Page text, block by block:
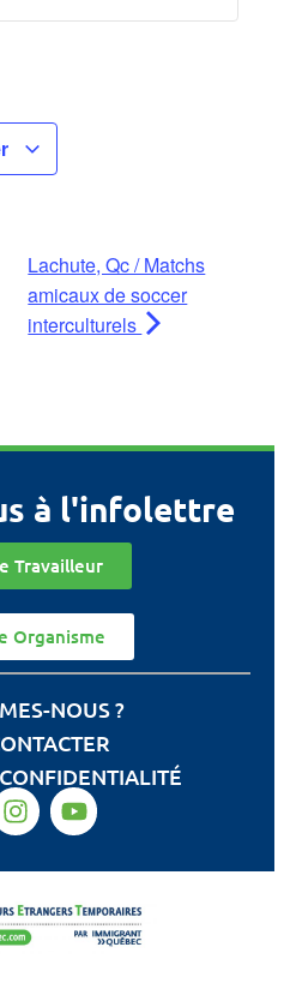
Lachute, Qc / Matchs
amicaux de soccer
interculturels
à l'infolettre
Travailleur
Organisme
NOUS ?